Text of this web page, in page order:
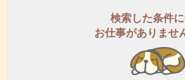
検索した条件
お仕事がありませ